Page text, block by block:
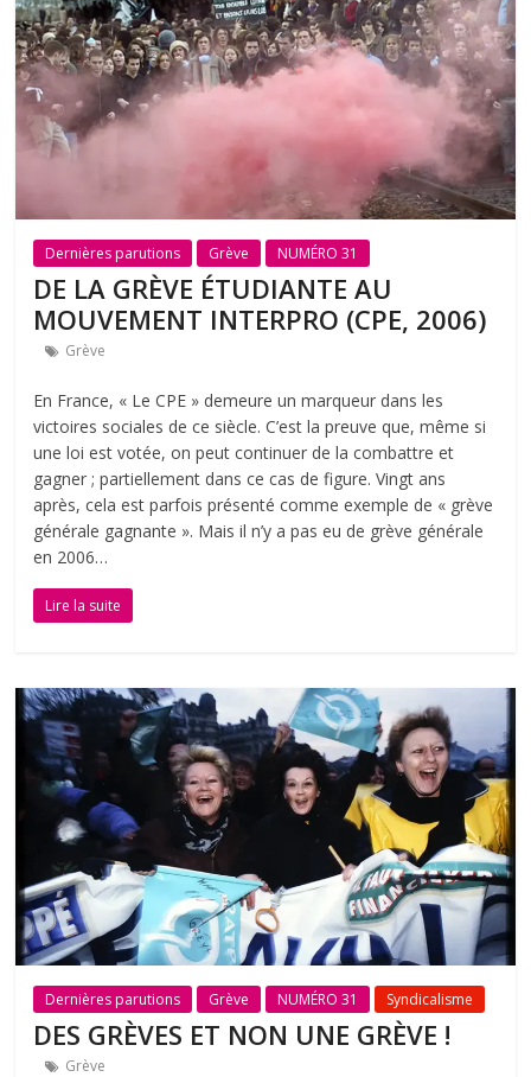
Dernières parutions Grève NUMÉRO 31
DE LA GRÈVE ÉTUDIANTE AU
MOUVEMENT INTERPRO (CPE, 2006)
Grève
En France, « Le CPE » demeure un marqueur dans les
victoires sociales de ce siècle. C’est la preuve que, même si
une loi est votée, on peut continuer de la combattre et
gagner ; partiellement dans ce cas de figure. Vingt ans
après, cela est parfois présenté comme exemple de « grève
générale gagnante ». Mais il n’y a pas eu de grève générale
en 2006…
Lire la suite
Dernières parutions Grève NUMÉRO 31 Syndicalisme
DES GRÈVES ET NON UNE GRÈVE !
Grève